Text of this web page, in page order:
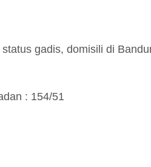
gadis, domisili di
: 154/51